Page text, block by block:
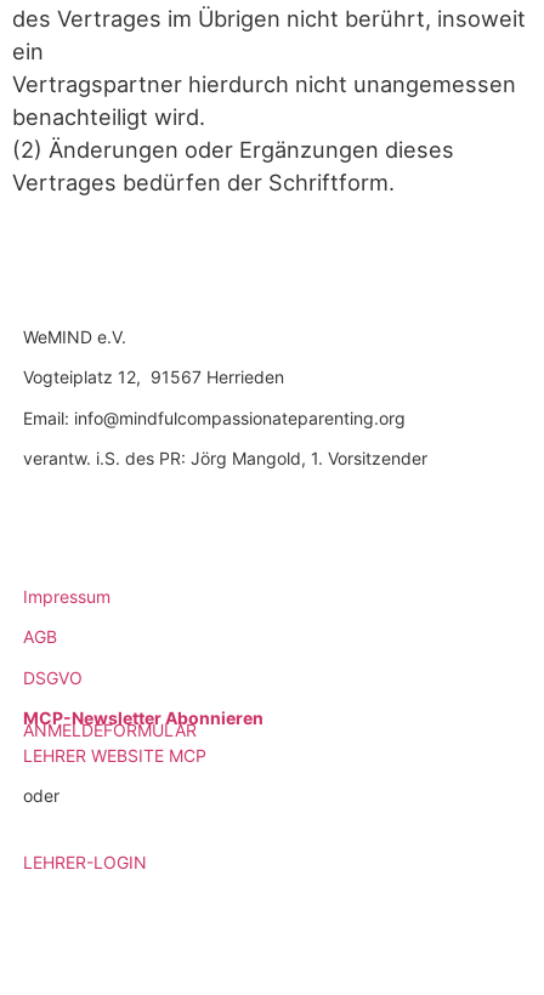
des Vertrages im Übrigen nicht berührt, insoweit
ein
Vertragspartner hierdurch nicht unangemessen
benachteiligt wird.
(2) Änderungen oder Ergänzungen dieses
Vertrages bedürfen der Schriftform.
WeMIND e.V.
Vogteiplatz 12, 91567 Herrieden
Email: info@mindfulcompassionateparenting.org
verantw. i.S. des PR: Jörg Mangold, 1. Vorsitzender
Impressum
AGB
DSGVO
MCP-Newsletter Abonnieren
ANMELDEFORMULAR
LEHRER WEBSITE MCP
oder
LEHRER-LOGIN